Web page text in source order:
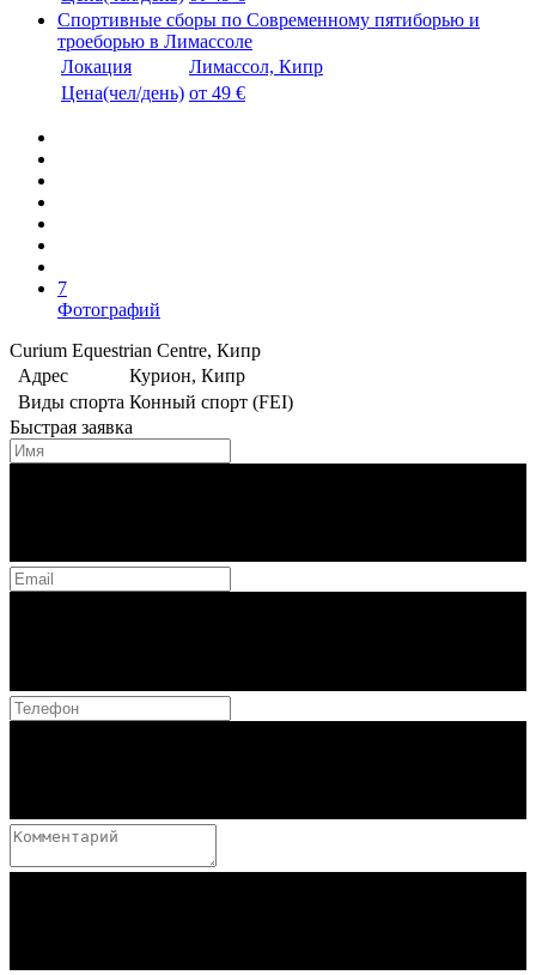
Спортивные сборы по Современному пятиборью и
троеборью в Лимассоле
Локация
Лимассол, Кипр
Цена(чел/день) от 49 €
7
Фотографий
Curium Equestrian Centre, Кипр
Адрес
Курион, Кипр
Виды спорта Конный спорт (FEI)
Быстрая заявка